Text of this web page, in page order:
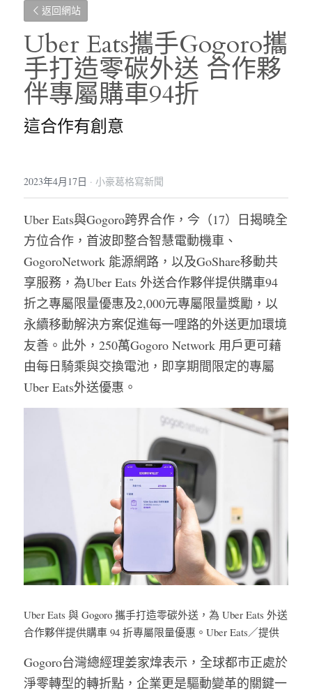
返回網站
Uber Eats攜手Gogoro攜
手打造零碳外送 合作夥
伴專屬購車94折
這合作有創意
2023年4月17日 · 小豪葛格寫新聞
Uber Eats與Gogoro跨界合作，今（17）日揭曉全
方位合作，首波即整合智慧電動機車、
GogoroNetwork 能源網路，以及GoShare移動共
享服務，為Uber Eats 外送合作夥伴提供購車94
折之專屬限量優惠及2,000元專屬限量獎勵，以
永續移動解決方案促進每一哩路的外送更加環境
友善。此外，250萬Gogoro Network 用戶更可藉
由每日騎乘與交換電池，即享期間限定的專屬
Uber Eats外送優惠。
Uber Eats 與 Gogoro 攜手打造零碳外送，為 Uber Eats 外送
合作夥伴提供購車 94 折專屬限量優惠。Uber Eats／提供
Gogoro台灣總經理姜家煒表示，全球都市正處於
淨零轉型的轉折點，企業更是驅動變革的關鍵一